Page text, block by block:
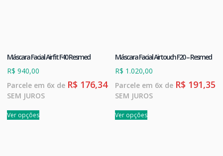
Máscara Facial Airfit F40 Resmed
R$ 940,00
Parcele em 6x de R$ 176,34
SEM JUROS
Ver opções
Máscara Facial Airtouch F20 – Resmed
R$ 1.020,00
Parcele em 6x de R$ 191,35
SEM JUROS
Ver opções